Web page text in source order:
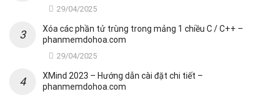
29/04/2025
Xóa các phần tử trùng trong mảng 1 chiều C / C++ –
phanmemdohoa.com
29/04/2025
XMind 2023 – Hướng dẫn cài đặt chi tiết –
phanmemdohoa.com